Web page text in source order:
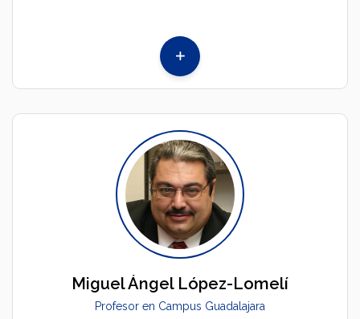
Miguel Ángel López-Lomelí
Profesor en Campus Guadalajara